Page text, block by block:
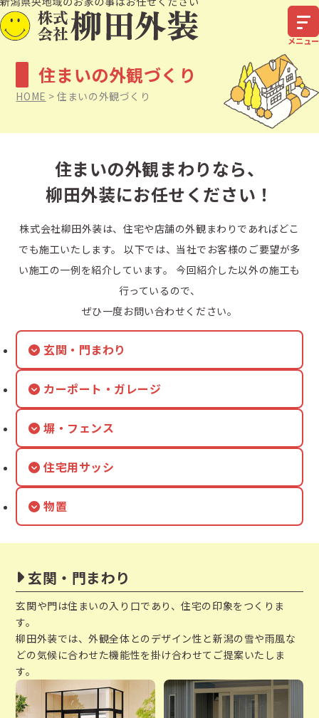
住まいの外観づくり
HOME >住まいの外観づくり
住まいの外観まわりなら、
柳田外装にお任せください！
株式会社柳田外装は、住宅や店舗の外観まわりであればどこ
でも施工いたします。
以下では、当社でお客様のご要望が多
い施工の一例を紹介しています。
今回紹介した以外の施工も
行っているので、
ぜひ一度お問い合わせください。
玄関・門まわり
カーポート・ガレージ
塀・フェンス
住宅用サッシ
物置
玄関・門まわり
玄関や門は住まいの入り口であり、住宅の印象をつくりま
す。
柳田外装では、外観全体とのデザイン性と新潟の雪や雨風な
どの気候に合わせた機能性を掛け合わせてご提案いたしま
す。